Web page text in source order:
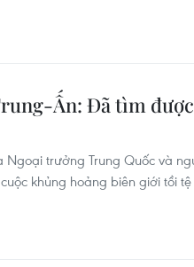
Ấn: Đã tìm
trưởng Trung Quốc và
khủng hoảng biên giới tồi